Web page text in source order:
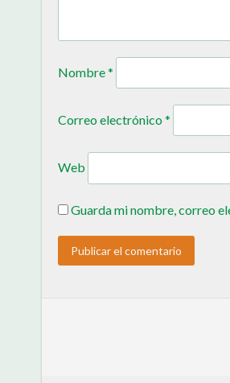
Nombre*
Correo electrónico*
Web
Guarda mi nombre, correo